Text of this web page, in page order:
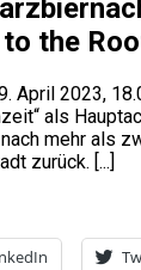
the
April 2023,
als
mehr als
zurück.